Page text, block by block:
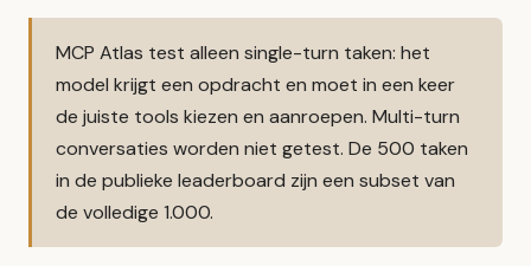
MCP Atlas test alleen single-turn taken: het
model krijgt een opdracht en moet in een keer
de juiste tools kiezen en aanroepen. Multi-turn
conversaties worden niet getest. De 500 taken
in de publieke leaderboard zijn een subset van
de volledige 1.000.